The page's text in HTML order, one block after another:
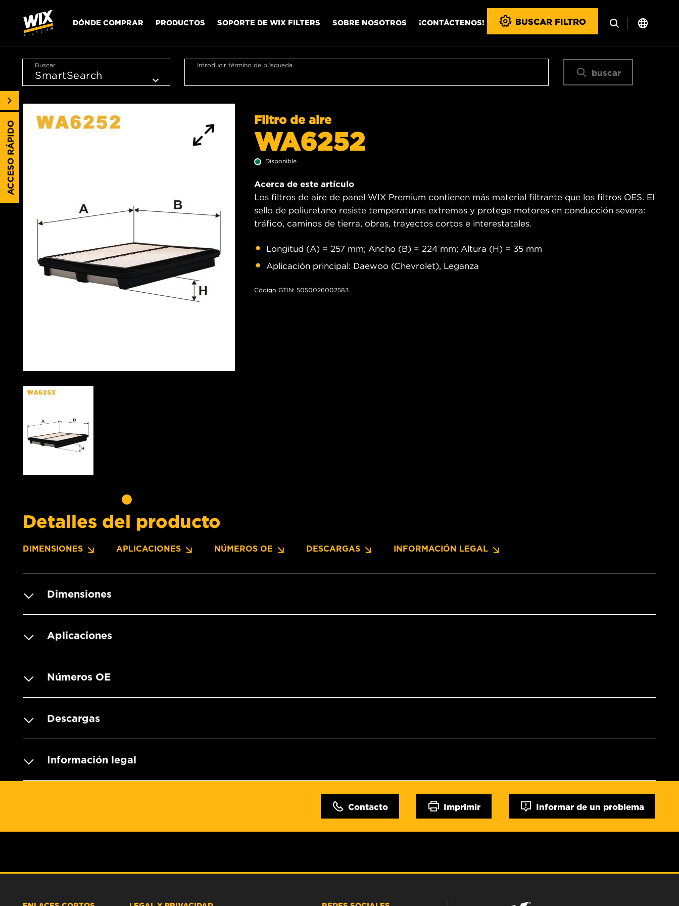
DÓNDE COMPRAR PRODUCTOS SOPORTE DE WIX FILTERS SOBRE NOSOTROS ¡CONTÁCTENOS! BUSCAR FILTRO
Buscar Introducir término de búsqueda
buscar
Filtro de aire
WA6252
Disponible
Acerca de este artículo
Los filtros de aire de panel WIX Premium contienen más material filtrante que los filtros OES. El
sello de poliuretano resiste temperaturas extremas y protege motores en conducción severa:
tráfico, caminos de tierra, obras, trayectos cortos e interestatales.
Longitud (A) = 257 mm; Ancho (B) = 224 mm; Altura (H) = 35 mm
Aplicación principal: Daewoo (Chevrolet), Leganza
Código GTIN: 5050026002583
Detalles del producto
DIMENSIONES APLICACIONES NÚMEROS OE DESCARGAS INFORMACIÓN LEGAL
Dimensiones
Aplicaciones
Números OE
Descargas
Información legal
Contacto Imprimir Informar de un problema
ACCESO RÁPIDO